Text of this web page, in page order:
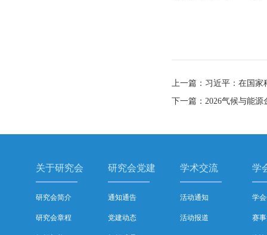
上一篇：习近平：在国
下一篇：2026气候与能
关于研究会
研究会简介
研究会章程
研究会党建
通知通告
党建动态
学术交流
活动通知
活动报道
学
学
赛